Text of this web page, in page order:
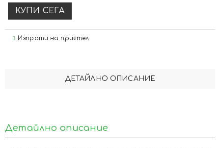
Изпрати на приятел
ДЕТАЙЛНО ОПИСАНИЕ
Детайлно описание